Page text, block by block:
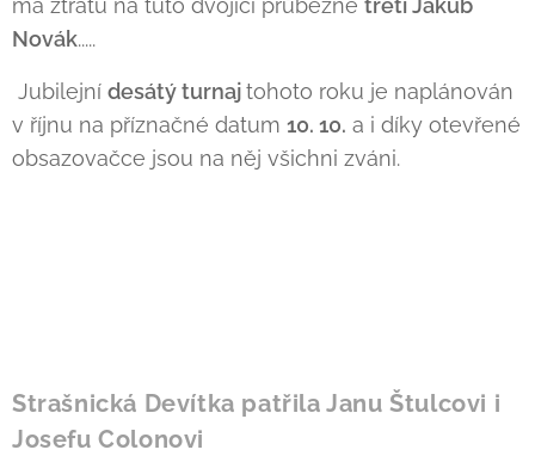
má ztrátu na tuto dvojici průběžně třetí Jakub
Novák.....
Jubilejní desátý turnajtohoto roku je naplánován
v říjnu na příznačné datum 10. 10. a i díky otevřené
obsazovačce jsou na něj všichni zváni.
Strašnická Devítka patřila Janu Štulcovi i
Josefu Colonovi